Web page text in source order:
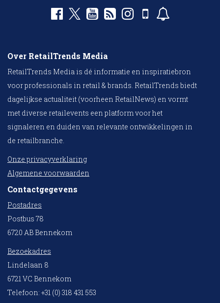
Over RetailTrends Media
RetailTrends Media is dé informatie en inspiratiebron
voor professionals in retail & brands. RetailTrends biedt
dagelijkse actualiteit (voorheen RetailNews) en vormt
met diverse retailevents een platform voor het
signaleren en duiden van relevante ontwikkelingen in
de retailbranche.
Onze privacyverklaring
Algemene voorwaarden
Contactgegevens
Postadres
Postbus 78
6720 AB Bennekom
Bezoekadres
Lindelaan 8
6721 VC Bennekom
Telefoon: +31 (0) 318 431 553